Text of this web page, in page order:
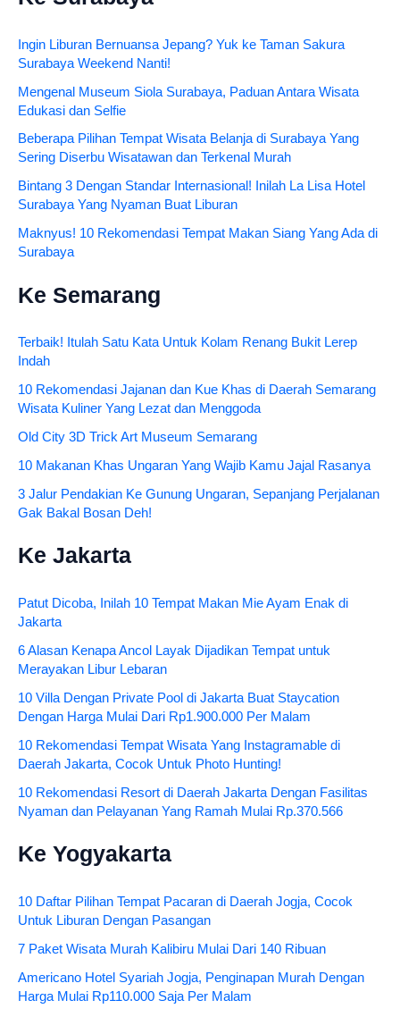
Ingin Liburan Bernuansa Jepang? Yuk ke Taman Sakura
Surabaya Weekend Nanti!
Mengenal Museum Siola Surabaya, Paduan Antara Wisata
Edukasi dan Selfie
Beberapa Pilihan Tempat Wisata Belanja di Surabaya Yang
Sering Diserbu Wisatawan dan Terkenal Murah
Bintang 3 Dengan Standar Internasional! Inilah La Lisa Hotel
Surabaya Yang Nyaman Buat Liburan
Maknyus! 10 Rekomendasi Tempat Makan Siang Yang Ada di
Surabaya
Ke Semarang
Terbaik! Itulah Satu Kata Untuk Kolam Renang Bukit Lerep
Indah
10 Rekomendasi Jajanan dan Kue Khas di Daerah Semarang
Wisata Kuliner Yang Lezat dan Menggoda
Old City 3D Trick Art Museum Semarang
10 Makanan Khas Ungaran Yang Wajib Kamu Jajal Rasanya
3 Jalur Pendakian Ke Gunung Ungaran, Sepanjang Perjalanan
Gak Bakal Bosan Deh!
Ke Jakarta
Patut Dicoba, Inilah 10 Tempat Makan Mie Ayam Enak di
Jakarta
6 Alasan Kenapa Ancol Layak Dijadikan Tempat untuk
Merayakan Libur Lebaran
10 Villa Dengan Private Pool di Jakarta Buat Staycation
Dengan Harga Mulai Dari Rp1.900.000 Per Malam
10 Rekomendasi Tempat Wisata Yang Instagramable di
Daerah Jakarta, Cocok Untuk Photo Hunting!
10 Rekomendasi Resort di Daerah Jakarta Dengan Fasilitas
Nyaman dan Pelayanan Yang Ramah Mulai Rp.370.566
Ke Yogyakarta
10 Daftar Pilihan Tempat Pacaran di Daerah Jogja, Cocok
Untuk Liburan Dengan Pasangan
7 Paket Wisata Murah Kalibiru Mulai Dari 140 Ribuan
Americano Hotel Syariah Jogja, Penginapan Murah Dengan
Harga Mulai Rp110.000 Saja Per Malam